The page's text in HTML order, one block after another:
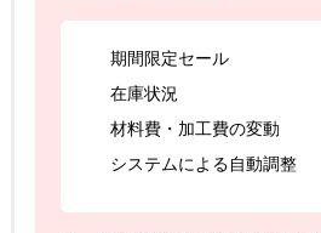
期間限定セール
在庫状況
材料費・加工費の変動
システムによる自動調整